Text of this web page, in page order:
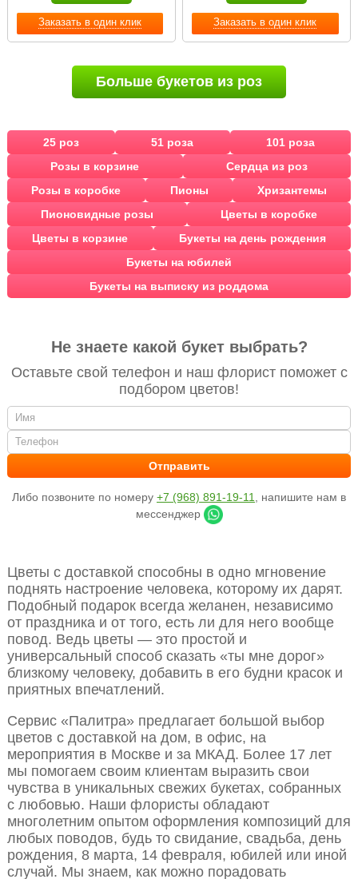
Заказать в один клик Заказать в один клик
Больше букетов из роз
25 роз 51 роза
101 роза
Розы в корзине
Сердца из роз
Розы в коробке
Пионы
Хризантемы
Пионовидные розы
Цветы в коробке
Цветы в корзине
Букеты на день рождения
Букеты на юбилей
Букеты на выписку из роддома
Не знаете какой букет выбрать?
Оставьте свой телефон и наш флорист поможет с
подбором цветов!
Либо позвоните по номеру +7 (968) 891-19-11
, напишите нам в
мессенджер
Цветы с доставкой способны в одно мгновение
поднять настроение человека, которому их дарят.
Подобный подарок всегда желанен, независимо
от праздника и от того, есть ли для него вообще
повод. Ведь цветы — это простой и
универсальный способ сказать «ты мне дорог»
близкому человеку, добавить в его будни красок и
приятных впечатлений.
Сервис «Палитра» предлагает большой выбор
цветов с доставкой на дом, в офис, на
мероприятия в Москве и за МКАД. Более 17 лет
мы помогаем своим клиентам выразить свои
чувства в уникальных свежих букетах, собранных
с любовью. Наши флористы обладают
многолетним опытом оформления композиций для
любых поводов, будь то свидание, свадьба, день
рождения, 8 марта, 14 февраля, юбилей или иной
случай. Мы знаем, как можно порадовать